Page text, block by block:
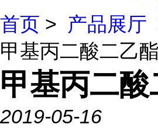
首页 > 产品展厅
甲基丙二酸二乙酯
甲基丙二
2019-05-16